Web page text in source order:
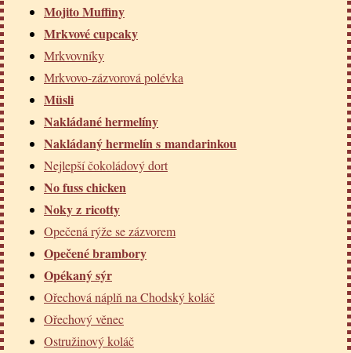
Mojito Muffiny
Mrkvové cupcaky
Mrkvovníky
Mrkvovo-zázvorová polévka
Müsli
Nakládané hermelíny
Nakládaný hermelín s mandarinkou
Nejlepší čokoládový dort
No fuss chicken
Noky z ricotty
Opečená rýže se zázvorem
Opečené brambory
Opékaný sýr
Ořechová náplň na Chodský koláč
Ořechový věnec
Ostružinový koláč